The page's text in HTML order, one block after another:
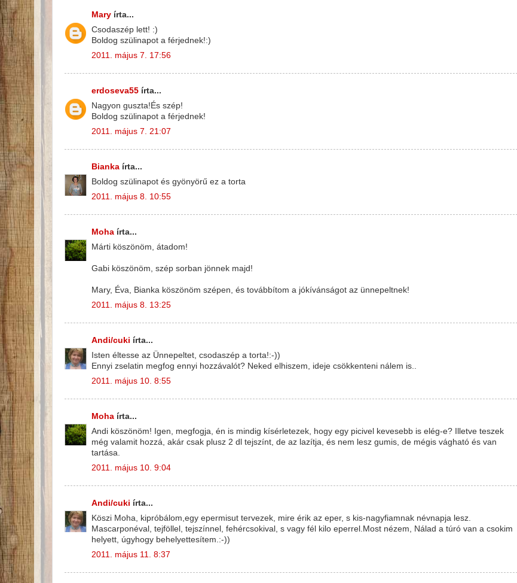
Mary írta...
Csodaszép lett! :)
Boldog szülinapot a férjednek!:)
2011. május 7. 17:56
erdoseva55 írta...
Nagyon guszta!És szép!
Boldog szülinapot a férjednek!
2011. május 7. 21:07
Bianka írta...
Boldog szülinapot és gyönyörű ez a torta
2011. május 8. 10:55
Moha írta...
Márti köszönöm, átadom!
Gabi köszönöm, szép sorban jönnek majd!
Mary, Éva, Bianka köszönöm szépen, és továbbítom a jókívánságot az ünnepeltnek!
2011. május 8. 13:25
Andi/cuki írta...
Isten éltesse az Ünnepeltet, csodaszép a torta!:-))
Ennyi zselatin megfog ennyi hozzávalót? Neked elhiszem, ideje csökkenteni nálem is..
2011. május 10. 8:55
Moha írta...
Andi köszönöm! Igen, megfogja, én is mindig kísérletezek, hogy egy picivel kevesebb is elég-e? Illetve teszek
még valamit hozzá, akár csak plusz 2 dl tejszínt, de az lazítja, és nem lesz gumis, de mégis vágható és van
tartása.
2011. május 10. 9:04
Andi/cuki írta...
Köszi Moha, kipróbálom,egy epermisut tervezek, mire érik az eper, s kis-nagyfiamnak névnapja lesz.
Mascarponéval, tejföllel, tejszínnel, fehércsokival, s vagy fél kilo eperrel.Most nézem, Nálad a túró van a csokim
helyett, úgyhogy behelyettesítem.:-))
2011. május 11. 8:37